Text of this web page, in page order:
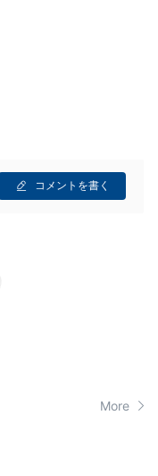
コメントを書く
More